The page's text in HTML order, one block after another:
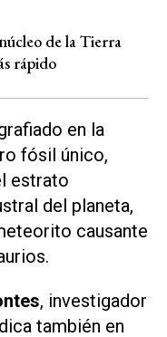
de la Tierra
rápido
en la
fósil único,
estrato
del planeta,
causante
, investigador
también en